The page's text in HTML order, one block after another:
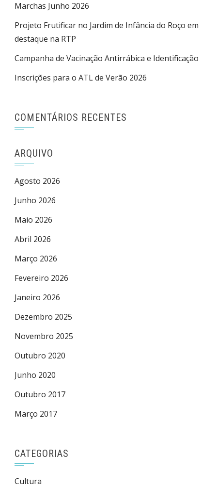
Marchas Junho 2026
Projeto Frutificar no Jardim de Infância do Roço em
destaque na RTP
Campanha de Vacinação Antirrábica e Identificação
Inscrições para o ATL de Verão 2026
COMENTÁRIOS RECENTES
ARQUIVO
Agosto 2026
Junho 2026
Maio 2026
Abril 2026
Março 2026
Fevereiro 2026
Janeiro 2026
Dezembro 2025
Novembro 2025
Outubro 2020
Junho 2020
Outubro 2017
Março 2017
CATEGORIAS
Cultura